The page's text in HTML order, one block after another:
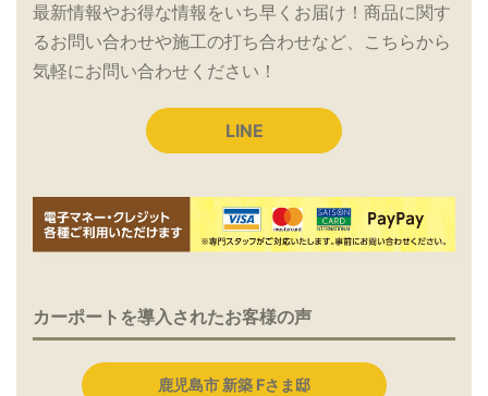
最新情報やお得な情報をいち早くお届け！商品に関す
るお問い合わせや施工の打ち合わせなど、こちらから
気軽にお問い合わせください！
LINE
カーポートを導入されたお客様の声
鹿児島市 新築 Fさま邸